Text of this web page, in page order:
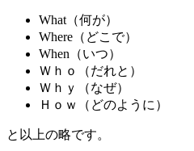
What（何が）
Where（どこで）
When（いつ）
Ｗｈｏ（だれと）
Ｗｈｙ（なぜ）
Ｈｏｗ（どのように）
と以上の略です。